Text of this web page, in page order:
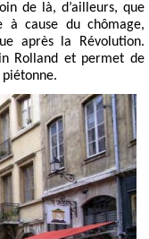
de là, d’ailleurs, que
à cause du chômage,
après la Révolution.
Rolland et permet de